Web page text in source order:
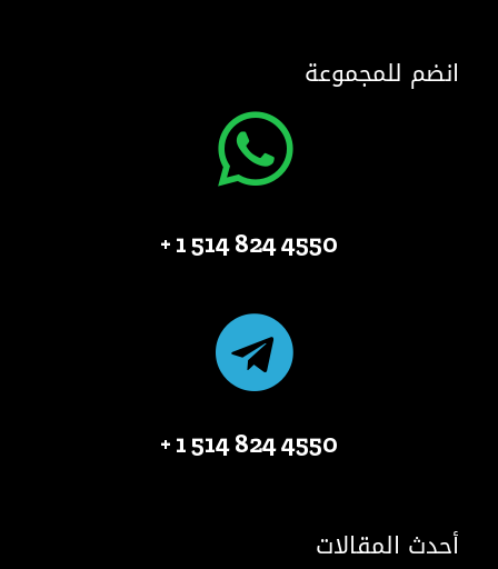
انضم للمجموعة
4550 824 514 1 +
4550 824 514 1 +
أحدث المقالات